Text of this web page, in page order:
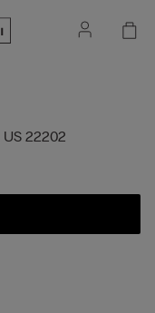
US 22202